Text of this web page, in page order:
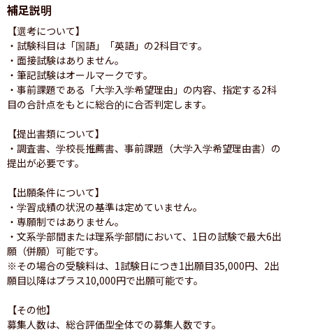
補足説明
【選考について】
・試験科目は「国語」「英語」の2科目です。
・面接試験はありません。
・筆記試験はオールマークです。
・事前課題である「大学入学希望理由」の内容、指定する2科
目の合計点をもとに総合的に合否判定します。
【提出書類について】
・調査書、学校長推薦書、事前課題（大学入学希望理由書）の
提出が必要です。
【出願条件について】
・学習成績の状況の基準は定めていません。
・専願制ではありません。
・文系学部間または理系学部間において、1日の試験で最大6出
願（併願）可能です。
※その場合の受験料は、1試験日につき1出願目35,000円、2出
願目以降はプラス10,000円で出願可能です。
【その他】
募集人数は、総合評価型全体での募集人数です。